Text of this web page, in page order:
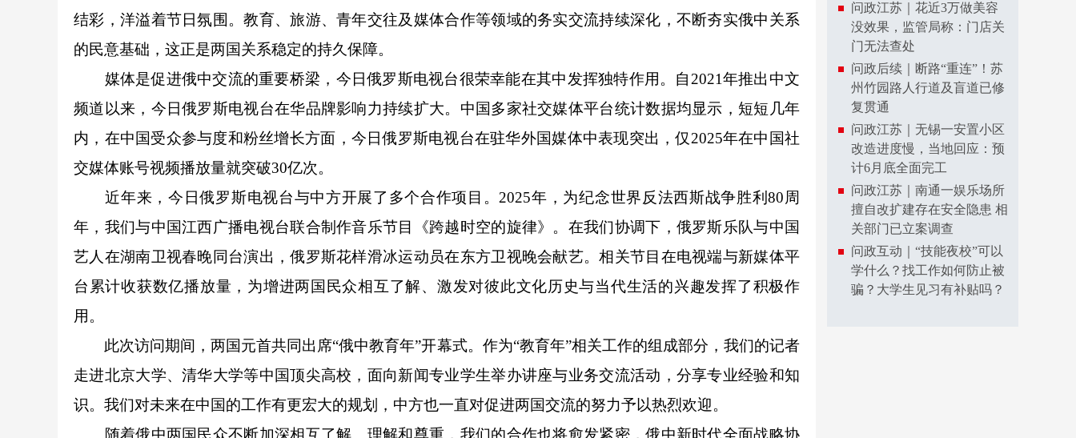
结彩，洋溢着节日氛围。教育、旅游、青年交往及媒体合作等领域的务实交流持续深化，不断夯实俄中关系
的民意基础，这正是两国关系稳定的持久保障。
媒体是促进俄中交流的重要桥梁，今日俄罗斯电视台很荣幸能在其中发挥独特作用。自2021年推出中文
频道以来，今日俄罗斯电视台在华品牌影响力持续扩大。中国多家社交媒体平台统计数据均显示，短短几年
内，在中国受众参与度和粉丝增长方面，今日俄罗斯电视台在驻华外国媒体中表现突出，仅2025年在中国社
交媒体账号视频播放量就突破30亿次。
近年来，今日俄罗斯电视台与中方开展了多个合作项目。2025年，为纪念世界反法西斯战争胜利80周
年，我们与中国江西广播电视台联合制作音乐节目《跨越时空的旋律》。在我们协调下，俄罗斯乐队与中国
艺人在湖南卫视春晚同台演出，俄罗斯花样滑冰运动员在东方卫视晚会献艺。相关节目在电视端与新媒体平
台累计收获数亿播放量，为增进两国民众相互了解、激发对彼此文化历史与当代生活的兴趣发挥了积极作
用。
此次访问期间，两国元首共同出席“俄中教育年”开幕式。作为“教育年”相关工作的组成部分，我们的记者
走进北京大学、清华大学等中国顶尖高校，面向新闻专业学生举办讲座与业务交流活动，分享专业经验和知
识。我们对未来在中国的工作有更宏大的规划，中方也一直对促进两国交流的努力予以热烈欢迎。
随着俄中两国民众不断加深相互了解、理解和尊重，我们的合作也将愈发紧密，俄中新时代全面战略协
问政江苏｜花近3万做美容
没效果，监管局称：门店关
门无法查处
问政后续｜断路“重连”！苏
州竹园路人行道及盲道已修
复贯通
问政江苏｜无锡一安置小区
改造进度慢，当地回应：预
计6月底全面完工
问政江苏｜南通一娱乐场所
擅自改扩建存在安全隐患 相
关部门已立案调查
问政互动｜“技能夜校”可以
学什么？找工作如何防止被
骗？大学生见习有补贴吗？